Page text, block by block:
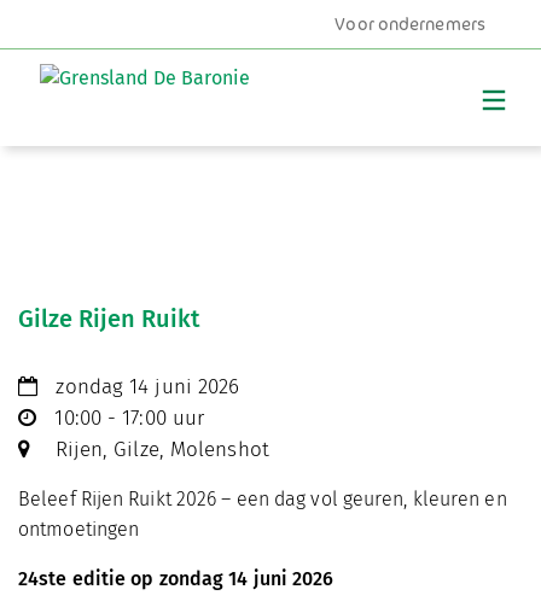
Voor ondernemers
Gilze Rijen Ruikt
zondag 14 juni 2026
10:00 - 17:00 uur
Rijen, Gilze, Molenshot
Beleef Rijen Ruikt 2026 – een dag vol geuren, kleuren en
ontmoetingen
24ste editie op zondag 14 juni 2026